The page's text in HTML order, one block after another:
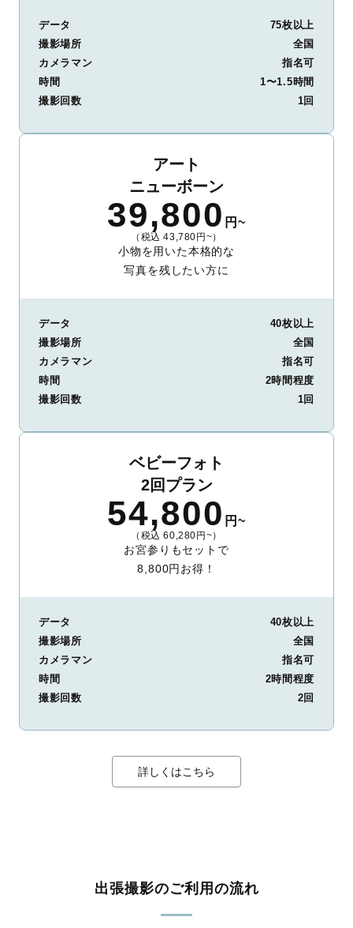
データ
75枚以上
撮影場所
全国
カメラマン
指名可
時間
1〜1.5時間
撮影回数
1回
アート
ニューボーン
39,800 円~
（税込 43,780円~）
小物を用いた本格的な
写真を残したい方に
データ
40枚以上
撮影場所
全国
カメラマン
指名可
時間
2時間程度
撮影回数
1回
ベビーフォト
2回プラン
54,800 円~
（税込 60,280円~）
お宮参りもセットで
8,800円お得！
データ
40枚以上
撮影場所
全国
カメラマン
指名可
時間
2時間程度
撮影回数
2回
詳しくはこちら
出張撮影のご利用の流れ